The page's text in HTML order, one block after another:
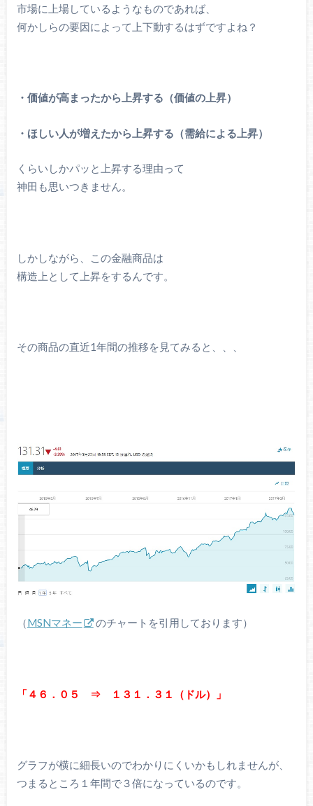
市場に上場しているようなものであれば、
何かしらの要因によって上下動するはずですよね？
・価値が高まったから上昇する（価値の上昇）
・ほしい人が増えたから上昇する（需給による上昇）
くらいしかパッと上昇する理由って
神田も思いつきません。
しかしながら、この金融商品は
構造上として上昇をするんです。
その商品の直近1年間の推移を見てみると、、、
（MSNマネー のチャートを引用しております）
「４６．０５ ⇒ １３１．３１（ドル）」
グラフが横に細長いのでわかりにくいかもしれませんが、
つまるところ１年間で３倍になっているのです。